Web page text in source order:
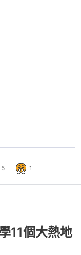
5 1
11個大熱地